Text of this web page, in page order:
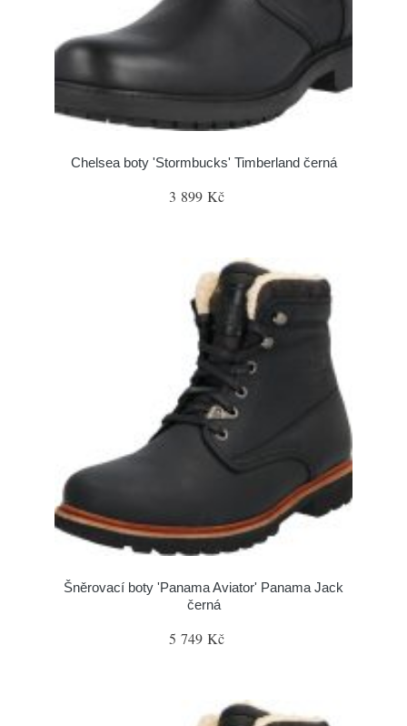
Chelsea boty 'Stormbucks' Timberland černá
3 899 Kč
Šněrovací boty 'Panama Aviator' Panama Jack
černá
5 749 Kč